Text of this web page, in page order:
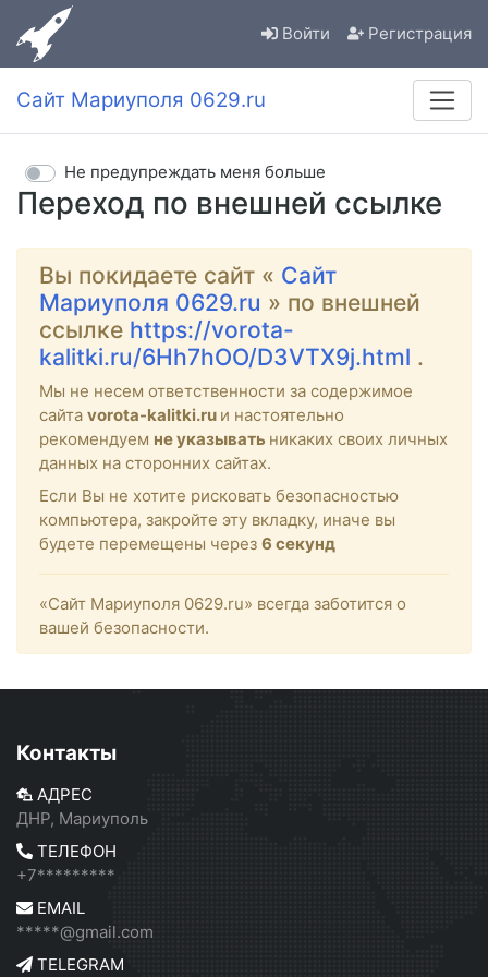
Войти Регистрация
Сайт Мариуполя 0629.ru
Переход по внешней ссылке
Не предупреждать меня больше
Вы покидаете сайт « Сайт
Мариуполя 0629.ru » по внешней
ссылке https://vorota-
kalitki.ru/6Hh7hOO/D3VTX9j.html .
Мы не несем ответственности за содержимое
сайта vorota-kalitki.ru и настоятельно
рекомендуем не указывать никаких своих личных
данных на сторонних сайтах.
Если Вы не хотите рисковать безопасностью
компьютера, закройте эту вкладку, иначе вы
будете перемещены через 6 секунд
«Сайт Мариуполя 0629.ru» всегда заботится о
вашей безопасности.
Контакты
АДРЕС
ДНР, Мариуполь
ТЕЛЕФОН
+7*********
EMAIL
*****@gmail.com
TELEGRAM